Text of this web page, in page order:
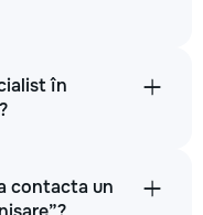
în
contacta un